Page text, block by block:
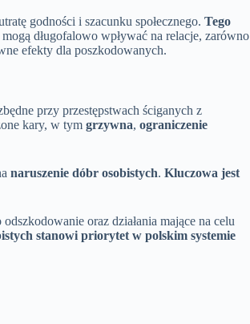
godności i szacunku społecznego. Tego
długofalowo wpływać na relacje, zarówno
efekty dla poszkodowanych.
przy przestępstwach ściganych z
kary, w tym grzywna, ograniczenie
naruszenie dóbr osobistych. Kluczowa jest
oraz działania mające na celu
stanowi priorytet w polskim systemie